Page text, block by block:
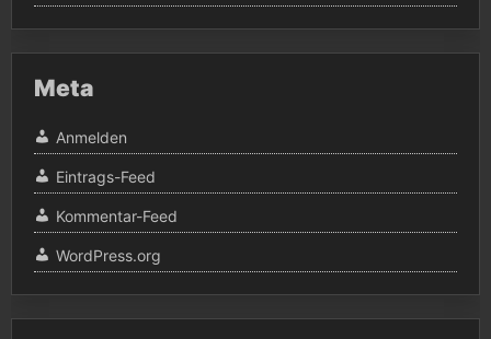
Meta
Anmelden
Eintrags-Feed
Kommentar-Feed
WordPress.org